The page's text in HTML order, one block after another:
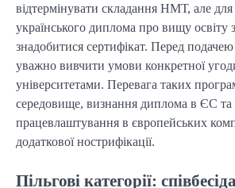
відтермінувати складання НМТ, але
українського диплома про вищу освіту
знадобитися сертифікат. Перед
уважно вивчити умови конкретної
університетами. Перевага таких
середовище, визнання диплома в ЄС та
працевлаштування в європейських
додаткової нострифікації.
Пільгові категорії: